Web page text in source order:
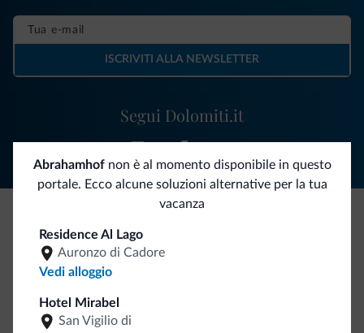
Abrahamhofnon è al momento disponibile in questo
portale. Ecco alcune soluzioni alternative per la tua
vacanza
Residence Al Lago
Auronzo di Cadore
Vedi alloggio
Hotel Mirabel
San Vigilio di
Segui Dolomiti.it
ISCRIVITI ALLA NEWSLETTER
Be Original, scopri la nuova collezione
Ce l'avete chiesto in tanti. Ecco la nuova collezione firmata
Dolomiti.it!